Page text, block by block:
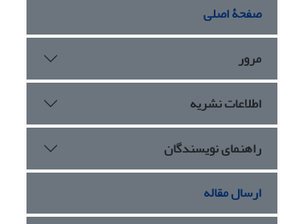
صفحۀ اصلی
مرور
اطلاعات نشریه
راهنمای نویسندگان
ارسال مقاله